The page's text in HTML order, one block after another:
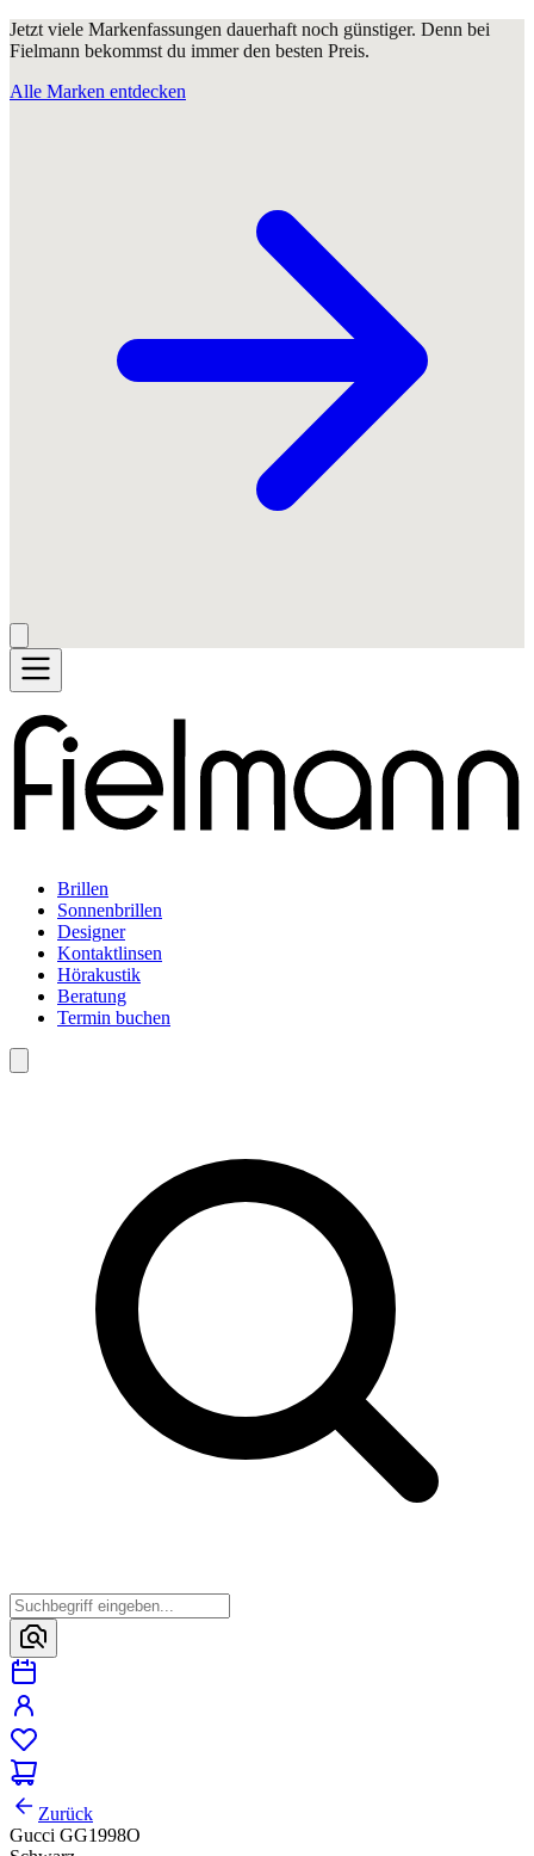
Jetzt viele Markenfassungen dauerhaft noch günstiger. Denn bei
Fielmann bekommst du immer den besten Preis.
Alle Marken entdecken
Brillen
Sonnenbrillen
Designer
Kontaktlinsen
Hörakustik
Beratung
Termin buchen
Zurück
Gucci GG1998O